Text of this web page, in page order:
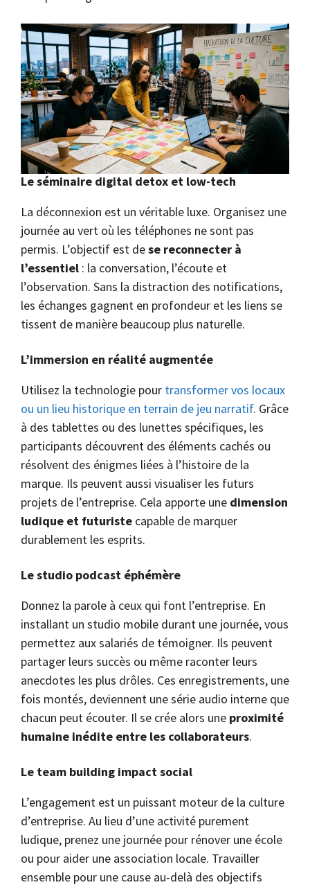
Le séminaire digital detox et low-tech
La déconnexion est un véritable luxe. Organisez une
journée au vert où les téléphones ne sont pas
permis. L’objectif est dese reconnecter à
l’essentiel : la conversation, l’écoute et
l’observation. Sans la distraction des notifications,
les échanges gagnent en profondeur et les liens se
tissent de manière beaucoup plus naturelle.
L’immersion en réalité augmentée
Utilisez la technologie pour transformer vos locaux
ou un lieu historique en terrain de jeu narratif. Grâce
à des tablettes ou des lunettes spécifiques, les
participants découvrent des éléments cachés ou
résolvent des énigmes liées à l’histoire de la
marque. Ils peuvent aussi visualiser les futurs
projets de l’entreprise. Cela apporte une dimension
ludique et futuriste capable de marquer
durablement les esprits.
Le studio podcast éphémère
Donnez la parole à ceux qui font l’entreprise. En
installant un studio mobile durant une journée, vous
permettez aux salariés de témoigner. Ils peuvent
partager leurs succès ou même raconter leurs
anecdotes les plus drôles. Ces enregistrements, une
fois montés, deviennent une série audio interne que
chacun peut écouter. Il se crée alors une proximité
humaine inédite entre les collaborateurs.
Le team building impact social
L’engagement est un puissant moteur de la culture
d’entreprise. Au lieu d’une activité purement
ludique, prenez une journée pour rénover une école
ou pour aider une association locale. Travailler
ensemble pour une cause au-delà des objectifs